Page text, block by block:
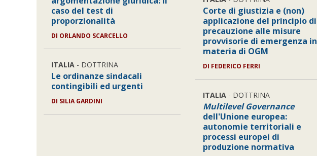
caso del test di
proporzionalità
DI ORLANDO SCARCELLO
ITALIA - DOTTRINA
Le ordinanze sindacali
contingibili ed urgenti
DI SILIA GARDINI
Corte di giustizia e (non)
applicazione del principio di
precauzione alle misure
provvisorie di emergenza in
materia di OGM
DI FEDERICO FERRI
ITALIA - DOTTRINA
Multilevel Governance
dell'Unione europea:
autonomie territoriali e
processi europei di
produzione normativa